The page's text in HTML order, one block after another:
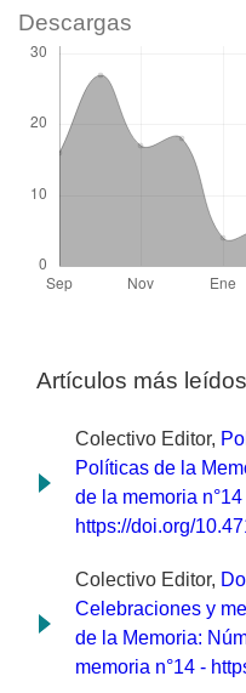
Descargas
Artículos más
Colectivo Editor,
Políticas de la
de la memoria n°14
https://doi.org/
Colectivo Editor,
Celebraciones y
de la Memoria:
memoria n°14 -